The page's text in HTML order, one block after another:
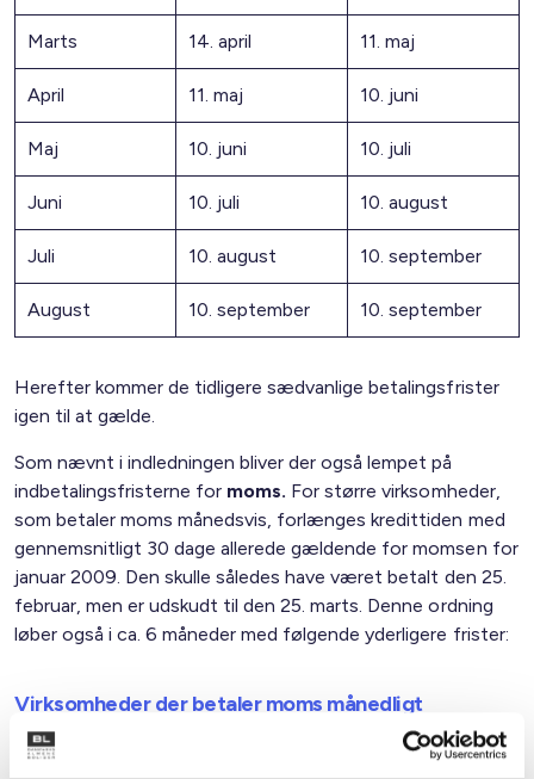
Marts 14. april 11. maj
April 11. maj 10. juni
Maj 10. juni 10. juli
Juni 10. juli 10. august
Juli 10. august 10. september
August 10. september 10. september
Herefter kommer de tidligere sædvanlige betalingsfrister
igen til at gælde.
Som nævnt i indledningen bliver der også lempet på
indbetalingsfristerne for moms. For større virksomheder,
som betaler moms månedsvis, forlænges kredittiden med
gennemsnitligt 30 dage allerede gældende for momsen for
januar 2009. Den skulle således have været betalt den 25.
februar, men er udskudt til den 25. marts. Denne ordning
løber også i ca. 6 måneder med følgende yderligere frister:
Virksomheder der betaler moms månedligt
Periode Udskydes til